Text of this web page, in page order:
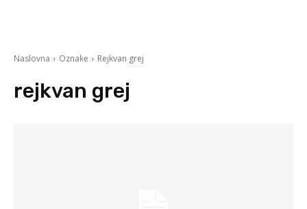
Naslovna Oznake Rejkvan grej
rejkvan grej